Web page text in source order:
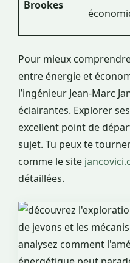
Brookes
Pour mieux
entre énergie et
l’ingénieur Jean-Marc
éclairantes. Explorer
excellent point de
sujet. Tu peux te
comme le site
détaillées.